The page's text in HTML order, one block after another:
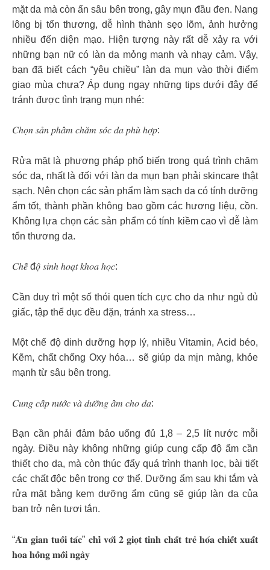
mặt da mà còn ẩn sâu bên trong, gây mụn đầu đen. Nang
lông bị tổn thương, dễ hình thành sẹo lõm, ảnh hưởng
nhiều đến diện mạo. Hiện tượng này rất dễ xảy ra với
những bạn nữ có làn da mỏng manh và nhạy cảm. Vậy,
bạn đã biết cách “yêu chiều” làn da mụn vào thời điểm
giao mùa chưa? Áp dụng ngay những tips dưới đây để
tránh được tình trạng mụn nhé:
𝐶ℎ𝑜̣𝑛 𝑠𝑎̉𝑛 𝑝ℎ𝑎̂̉𝑚 𝑐ℎ𝑎̆𝑚 𝑠𝑜́𝑐 𝑑𝑎 𝑝ℎ𝑢̀ ℎ𝑜̛̣𝑝:
Rửa mặt là phương pháp phổ biến trong quá trình chăm
sóc da, nhất là đối với làn da mụn bạn phải skincare thật
sạch. Nên chọn các sản phẩm làm sạch da có tính dưỡng
ẩm tốt, thành phần không bao gồm các hương liệu, cồn.
Không lựa chọn các sản phẩm có tính kiềm cao vì dễ làm
tổn thương da.
𝐶ℎ𝑒̂́ đ𝑜̣̂ 𝑠𝑖𝑛ℎ ℎ𝑜𝑎̣𝑡 𝑘ℎ𝑜𝑎 ℎ𝑜̣𝑐:
Cần duy trì một số thói quen tích cực cho da như ngủ đủ
giấc, tập thể dục đều đặn, tránh xa stress…
Một chế độ dinh dưỡng hợp lý, nhiều Vitamin, Acid béo,
Kẽm, chất chống Oxy hóa… sẽ giúp da mịn màng, khỏe
mạnh từ sâu bên trong.
𝐶𝑢𝑛𝑔 𝑐𝑎̂́𝑝 𝑛𝑢̛𝑜̛́𝑐 𝑣𝑎̀ 𝑑𝑢̛𝑜̛̃𝑛𝑔 𝑎̂̉𝑚 𝑐ℎ𝑜 𝑑𝑎:
Bạn cần phải đảm bảo uống đủ 1,8 – 2,5 lít nước mỗi
ngày. Điều này không những giúp cung cấp độ ẩm cần
thiết cho da, mà còn thúc đẩy quá trình thanh lọc, bài tiết
các chất độc bên trong cơ thể. Dưỡng ẩm sau khi tắm và
rửa mặt bằng kem dưỡng ẩm cũng sẽ giúp làn da của
bạn trở nên tươi tắn.
“𝐀̆𝐧 𝐠𝐢𝐚𝐧 𝐭𝐮𝐨̂̉𝐢 𝐭𝐚́𝐜” 𝐜𝐡𝐢̉ 𝐯𝐨̛́𝐢 𝟐 𝐠𝐢𝐨̣𝐭 𝐭𝐢𝐧𝐡 𝐜𝐡𝐚̂́𝐭 𝐭𝐫𝐞̉ 𝐡𝐨́𝐚 𝐜𝐡𝐢𝐞̂́𝐭 𝐱𝐮𝐚̂́𝐭
𝐡𝐨𝐚 𝐡𝐨̂̀𝐧𝐠 𝐦𝐨̂̃𝐢 𝐧𝐠𝐚̀𝐲